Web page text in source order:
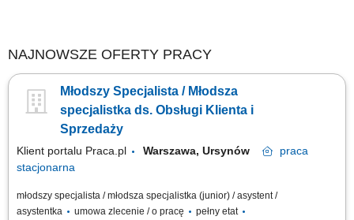
NAJNOWSZE OFERTY PRACY
Młodszy Specjalista / Młodsza
specjalistka ds. Obsługi Klienta i
Sprzedaży
Klient portalu Praca.pl Warszawa, Ursynów
praca
stacjonarna
młodszy specjalista / młodsza specjalistka (junior) / asystent /
asystentka
umowa zlecenie / o pracę
pełny etat